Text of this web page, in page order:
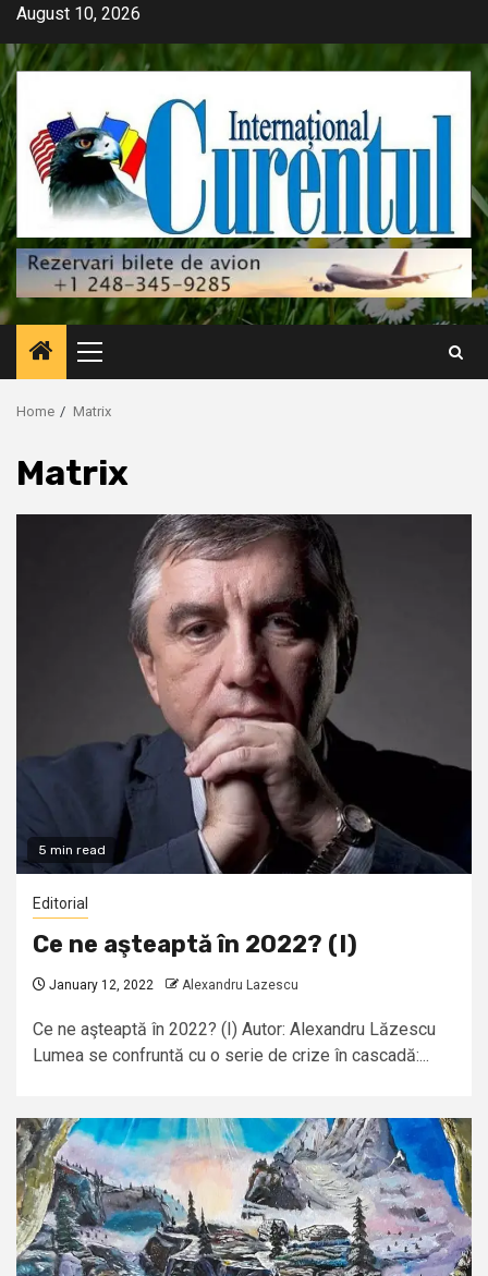
Skip
content
August 10, 2026
Primary
Menu
Home Matrix
Matrix
5 min read
Editorial
Ce ne aşteaptă în 2022? (I)
January 12, 2022 Alexandru Lazescu
Ce ne aşteaptă în 2022? (I) Autor: Alexandru Lăzescu
Lumea se confruntă cu o serie de crize în cascadă:...